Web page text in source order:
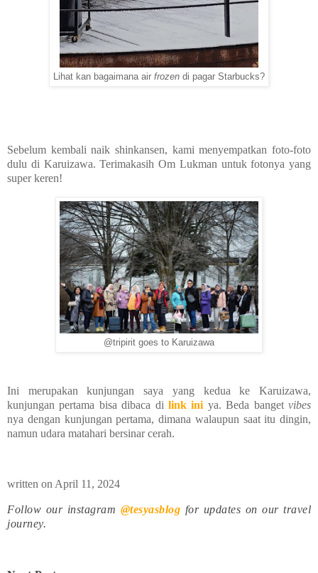
Lihat kan bagaimana air frozen di pagar Starbucks?
Sebelum kembali naik shinkansen, kami menyempatkan foto-foto
dulu di Karuizawa. Terimakasih Om Lukman untuk fotonya yang
super keren!
@tripirit goes to Karuizawa
Ini merupakan kunjungan saya yang kedua ke Karuizawa,
kunjungan pertama bisa dibaca di link ini ya. Beda bangetvibes
nya dengan kunjungan pertama, dimana walaupun saat itu dingin,
namun udara matahari bersinar cerah.
written on April 11, 2024
Follow our instagram @tesyasblog for updates on our travel
journey.